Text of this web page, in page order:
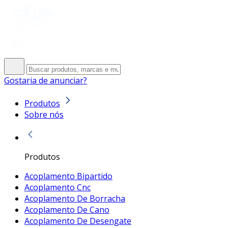
Gostaria de anunciar?
Produtos
Sobre nós
Produtos
Acoplamento Bipartido
Acoplamento Cnc
Acoplamento De Borracha
Acoplamento De Cano
Acoplamento De Desengate